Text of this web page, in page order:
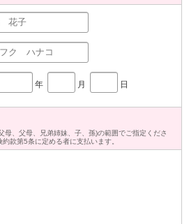
年 月 日
、父母、兄弟姉妹、子、孫)の範囲でご指定くださ
款第5条に定める者に支払います。